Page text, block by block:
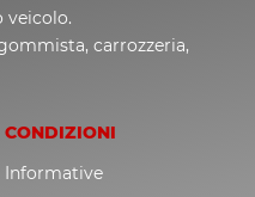
veicolo.
carrozzeria,
CONDIZIONI
Informative